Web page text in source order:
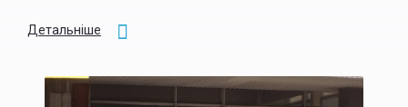
Детальніше